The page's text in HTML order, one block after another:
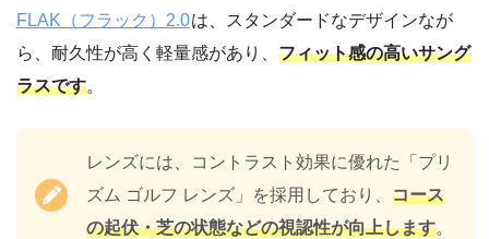
FLAK（フラック）2.0は、スタンダードなデザインなが
ら、耐久性が高く軽量感があり、 フィット感の高いサング
ラスです。
レンズには、コントラスト効果に優れた「プリ
ズム ゴルフ レンズ」を採用しており、 コース
の起伏・芝の状態などの視認性が向上します。